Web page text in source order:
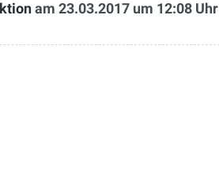
am 23.03.2017 um 12:08 Uhr